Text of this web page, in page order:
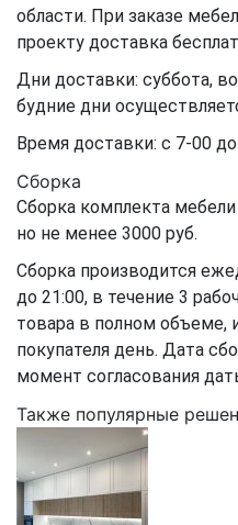
области. При заказе
проекту доставка
Дни доставки: суббота,
будние дни
Время доставки: с 7-00
Сборка
Сборка комплекта
но не менее 3000 руб.
Сборка производится
до 21:00, в течение 3
товара в полном объеме,
покупателя день. Дата
момент согласования
Также популярные